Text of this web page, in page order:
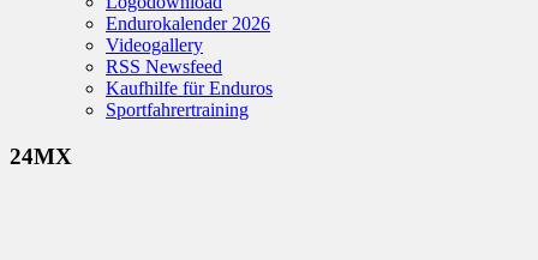
Endurokalender 2026
Videogallery
RSS Newsfeed
Kaufhilfe für Enduros
Sportfahrertraining
24MX